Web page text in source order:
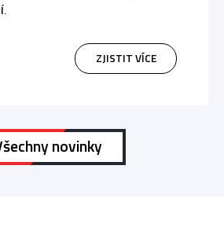
ZJISTIT VÍCE
novinky